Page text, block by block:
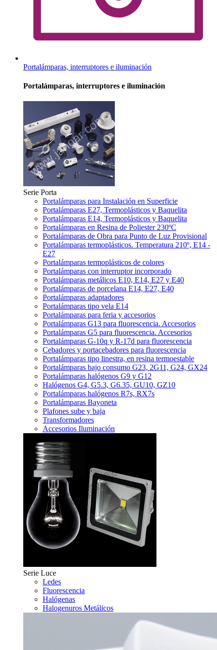
Portalámparas, interruptores e iluminación
Portalámparas, interruptores e iluminación
Serie Porta
Portalámparas para Instalación en Superficie
Portalámparas E27, Termoplásticos y Baquelita
Portalámparas E14, Termoplásticos y Baquelita
Portalámparas en Resina de Poliester 230ºC
Portalámparas de Obra para Punto de Luz Provisional
Portalámparas termoplásticos. Temperatura 210º, E14 -
E27
Portalámparas termoplásticos de colores
Portalámparas con interruptor incorporado
Portalámparas metálicos E10, E14, E27 y E40
Portalámparas de porcelana E14, E27, E40
Portalámparas adaptadores
Portalámparas tipo vela E14
Portalámparas para feria y accesorios
Portalámparas G13 para fluorescencia. Accesorios
Portalámparas G5 para fluorescencia. Accesorios
Portalámparas G-10q y R-17d para fluorescencia
Cebadores y portacebadores para fluorescencia
Portalámparas tipo linestra, en resina termoestable
Portalámparas bajo consumo G23, 2G11, G24, GX24
Portalámparas halógenos G9 y G12
Halógenos G4, G5.3, G6.35, GU10, GZ10
Portalámparas halógenos R7s, RX7s
Portalámparas Bayoneta
Plafones sube y baja
Transformadores
Accesorios Iluminación
Serie Luce
Ledes
Fluorescencia
Halógenas
Halogenuros Metálicos